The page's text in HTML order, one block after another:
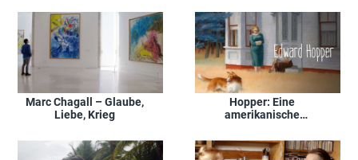
Marc Chagall – Glaube,
Liebe, Krieg
Hopper: Eine
amerikanische